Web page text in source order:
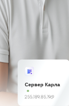
Сервер Карла
255.189.85.19